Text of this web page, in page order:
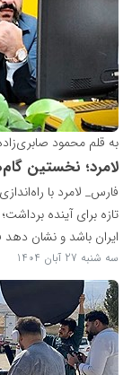
به قلم محمود
لامرد؛ نخستین
فارس_ لامرد با
تازه برای آینده
ایران باشد و نشان دهد
سه شنبه 27 آبان 1404